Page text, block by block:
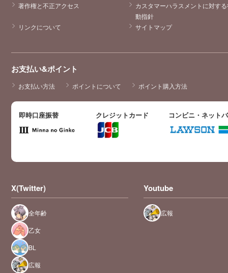
著作権と不正アクセス
カスタマーハラスメントに対す
動指針
リンクについて
サイトマップ
お支払い&ポイント
お支払い方法 ポイントについて ポイント購入方法
即時口座振替 クレジットカード コンビニ・ネット
X(Twitter)
全年齢
乙女
BL
広報
Youtube
広報